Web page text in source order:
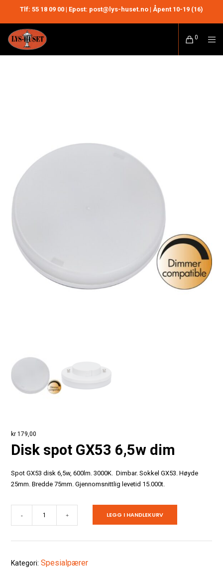
Tlf: 55 18 09 00 | Epost: post@lys-huset.no | Åpent 10-19 (16)
0
kr 179,00
Disk spot GX53 6,5w dim
Spot GX53 disk 6,5w, 600lm. 3000K. Dimbar. Sokkel GX53. Høyde
25mm. Bredde 75mm. Gjennomsnittlig levetid 15.000t.
spot
GX53
dim
- + LEGG I HANDLEKURV
Kategori: Spesialpærer